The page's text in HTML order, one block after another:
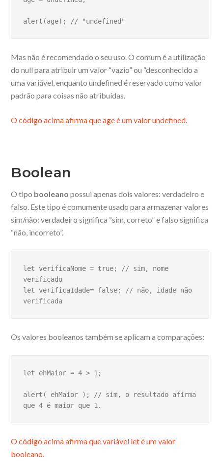
alert(age); // "undefined"
Mas não é recomendado o seu uso. O comum é a utilização
do null para atribuir um valor “vazio” ou “desconhecido a
uma variável, enquanto undefined é reservado como valor
padrão para coisas não atribuídas.
O código acima afirma que age é um valor undefined.
Boolean
O tipo booleanopossui apenas dois valores: verdadeiro e
falso. Este tipo é comumente usado para armazenar valores
sim/não: verdadeiro significa “sim, correto” e falso significa
“não, incorreto”.
let verificaNome = true; // sim, nome
verificado
let verificaIdade= false; // não, idade não
verificada
Os valores booleanos também se aplicam a comparações:
let ehMaior = 4 > 1;
alert( ehMaior ); // sim, o resultado afirma
que 4 é maior que 1.
O código acima afirma que variável let é um valor
booleano.